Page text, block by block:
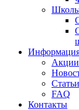
Акции
Статьи
FAQ
Контакты